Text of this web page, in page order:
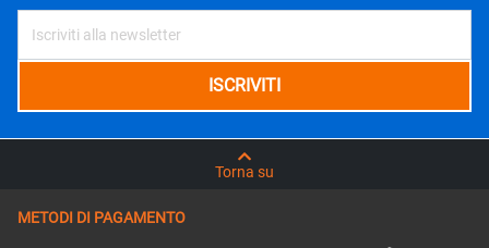
Torna su
METODI DI PAGAMENTO